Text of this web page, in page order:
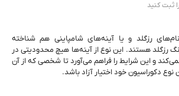
ثبت کنید
رزگلد و یا آینه‌های شامپاینی هم شناخته
رزگلد هستند. این نوع از آینه‌ها هیچ محدودیتی در
و این شرایط را فراهم می‌آورد تا شخصی که از آن
دکوراسیون خود اختیار آزاد باشد.